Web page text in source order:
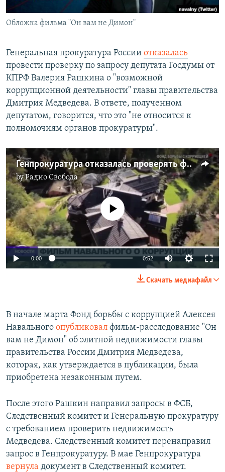
Все сайты РСЕ/РС
Обложка фильма "Он вам не Димон"
Генеральная прокуратура России отказалась
провести проверку по запросу депутата Госдумы от
КПРФ Валерия Рашкина о "возможной
коррупционной деятельности" главы правительства
Дмитрия Медведева. В ответе, полученном
депутатом, говорится, что это "не относится к
полномочиям органов прокуратуры".
Генпрокуратура отказалась проверять фильм "Он вам не Димон"
byРадио Свобода
No media source currently available
0:00 0:52
Скачать медиафайл
В начале марта Фонд борьбы с коррупцией Алексея
Навального опубликовал фильм-расследование "Он
вам не Димон" об элитной недвижимости главы
правительства России Дмитрия Медведева,
которая, как утверждается в публикации, была
приобретена незаконным путем.
После этого Рашкин направил запросы в ФСБ,
Следственный комитет и Генеральную прокуратуру
с требованием проверить недвижимость
Медведева. Следственный комитет перенаправил
запрос в Генпрокуратуру. В мае Генпрокуратура
вернула документ в Следственный комитет.